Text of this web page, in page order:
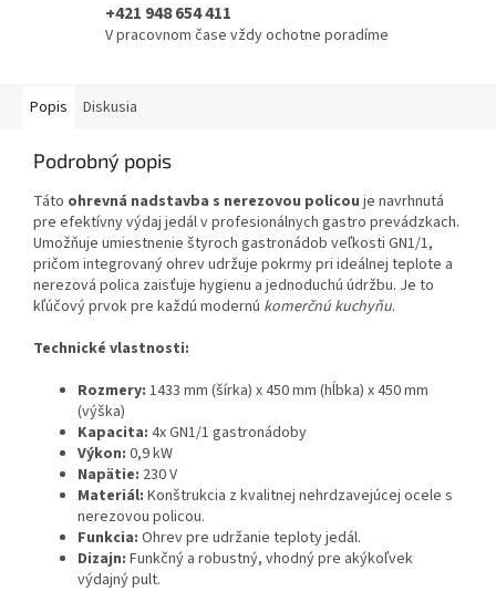
+421 948 654 411
V pracovnom čase vždy ochotne poradíme
Popis Diskusia
Podrobný popis
Táto ohrevná nadstavba s nerezovou policou je navrhnutá
pre efektívny výdaj jedál v profesionálnych gastro prevádzkach.
Umožňuje umiestnenie štyroch gastronádob veľkosti GN1/1,
pričom integrovaný ohrev udržuje pokrmy pri ideálnej teplote a
nerezová polica zaisťuje hygienu a jednoduchú údržbu. Je to
kľúčový prvok pre každú modernú komerčnú kuchyňu.
Technické vlastnosti:
Rozmery: 1433 mm (šírka) x 450 mm (hĺbka) x 450 mm
(výška)
Kapacita: 4x GN1/1 gastronádoby
Výkon: 0,9 kW
Napätie: 230 V
Materiál: Konštrukcia z kvalitnej nehrdzavejúcej ocele s
nerezovou policou.
Funkcia: Ohrev pre udržanie teploty jedál.
Dizajn: Funkčný a robustný, vhodný pre akýkoľvek
výdajný pult.